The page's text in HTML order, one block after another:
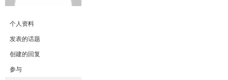
个人资料
发表的话题
创建的回复
参与